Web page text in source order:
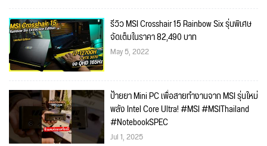
รีวิว MSI Crosshair 15 Rainbow Six รุ่นพิเศษ
จัดเต็มในราคา 82,490 บาท
May 5, 2022
ป้ายยา Mini PC เพื่อสายทำงานจาก MSI รุ่นใหม่
พลัง Intel Core Ultra! #MSI #MSIThailand
#NotebookSPEC
Jul 1, 2025